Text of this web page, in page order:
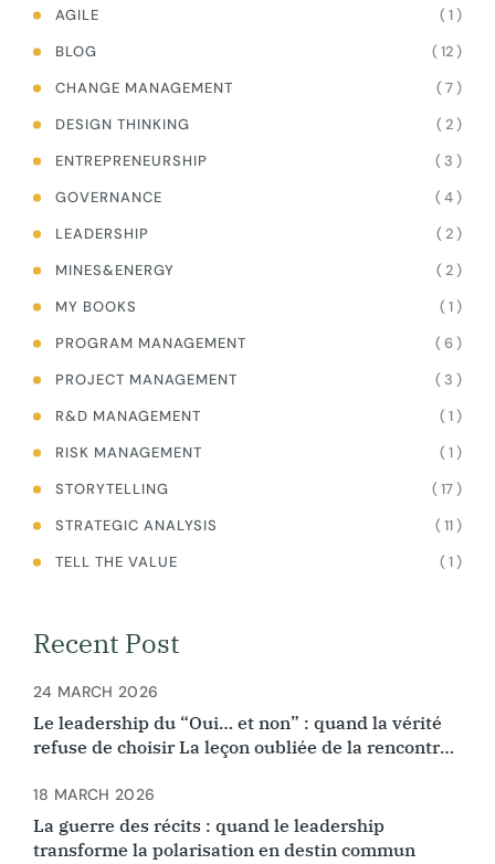
AGILE
( 1 )
BLOG
( 12 )
CHANGE MANAGEMENT
( 7 )
DESIGN THINKING
( 2 )
ENTREPRENEURSHIP
( 3 )
GOVERNANCE
( 4 )
LEADERSHIP
( 2 )
MINES&ENERGY
( 2 )
MY BOOKS
( 1 )
PROGRAM MANAGEMENT
( 6 )
PROJECT MANAGEMENT
( 3 )
R&D MANAGEMENT
( 1 )
RISK MANAGEMENT
( 1 )
STORYTELLING
( 17 )
STRATEGIC ANALYSIS
( 11 )
TELL THE VALUE
( 1 )
Recent Post
Le leadership du “Oui… et non” : quand la vérité
refuse de choisir La leçon oubliée de la rencontre
24 MARCH 2026
La guerre des récits : quand le leadership
transforme la polarisation en destin commun
18 MARCH 2026